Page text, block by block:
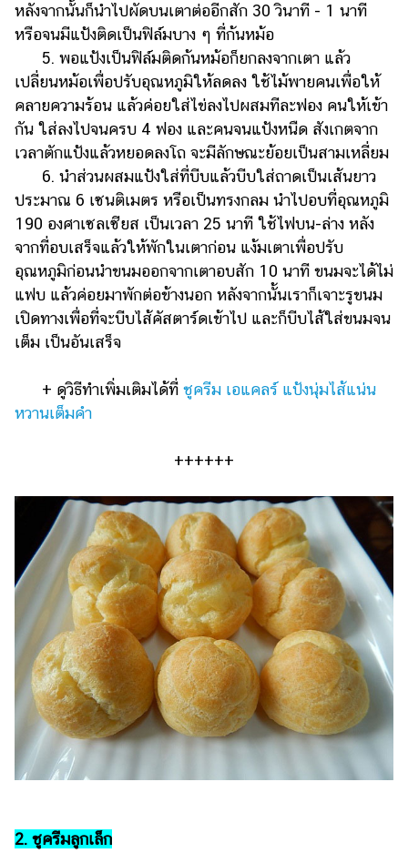
หลังจากนั้นก็นำไปผัดบนเตาต่ออีกสัก 30 วินาที - 1 นาที
หรือจนมีแป้งติดเป็นฟิล์มบาง ๆ ที่ก้นหม้อ
5. พอแป้งเป็นฟิล์มติดก้นหม้อก็ยกลงจากเตา แล้ว
เปลี่ยนหม้อเพื่อปรับอุณหภูมิให้ลดลง ใช้ไม้พายคนเพื่อให้
คลายความร้อน แล้วค่อยใส่ไข่ลงไปผสมทีละฟอง คนให้เข้า
กัน ใส่ลงไปจนครบ 4 ฟอง และคนจนแป้งหนืด สังเกตจาก
เวลาตักแป้งแล้วหยอดลงโถ จะมีลักษณะย้อยเป็นสามเหลี่ยม
6. นำส่วนผสมแป้งใส่ที่บีบแล้วบีบใส่ถาดเป็นเส้นยาว
ประมาณ 6 เซนติเมตร หรือเป็นทรงกลม นำไปอบที่อุณหภูมิ
190 องศาเซลเซียส เป็นเวลา 25 นาที ใช้ไฟบน-ล่าง หลัง
จากที่อบเสร็จแล้วให้พักในเตาก่อน แง้มเตาเพื่อปรับ
อุณหภูมิก่อนนำขนมออกจากเตาอบสัก 10 นาที ขนมจะได้ไม่
แฟบ แล้วค่อยมาพักต่อข้างนอก หลังจากนั้นเราก็เจาะรูขนม
เปิดทางเพื่อที่จะบีบไส้คัสตาร์ดเข้าไป และก็บีบไส้ใส่ขนมจน
เต็ม เป็นอันเสร็จ
+ ดูวิธีทำเพิ่มเติมได้ที่ ชูครีม เอแคลร์ แป้งนุ่มไส้แน่น
หวานเต็มคำ
++++++
2. ชูครีมลูกเล็ก